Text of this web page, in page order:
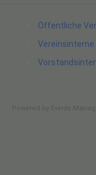
Öffentliche
Powered by Events